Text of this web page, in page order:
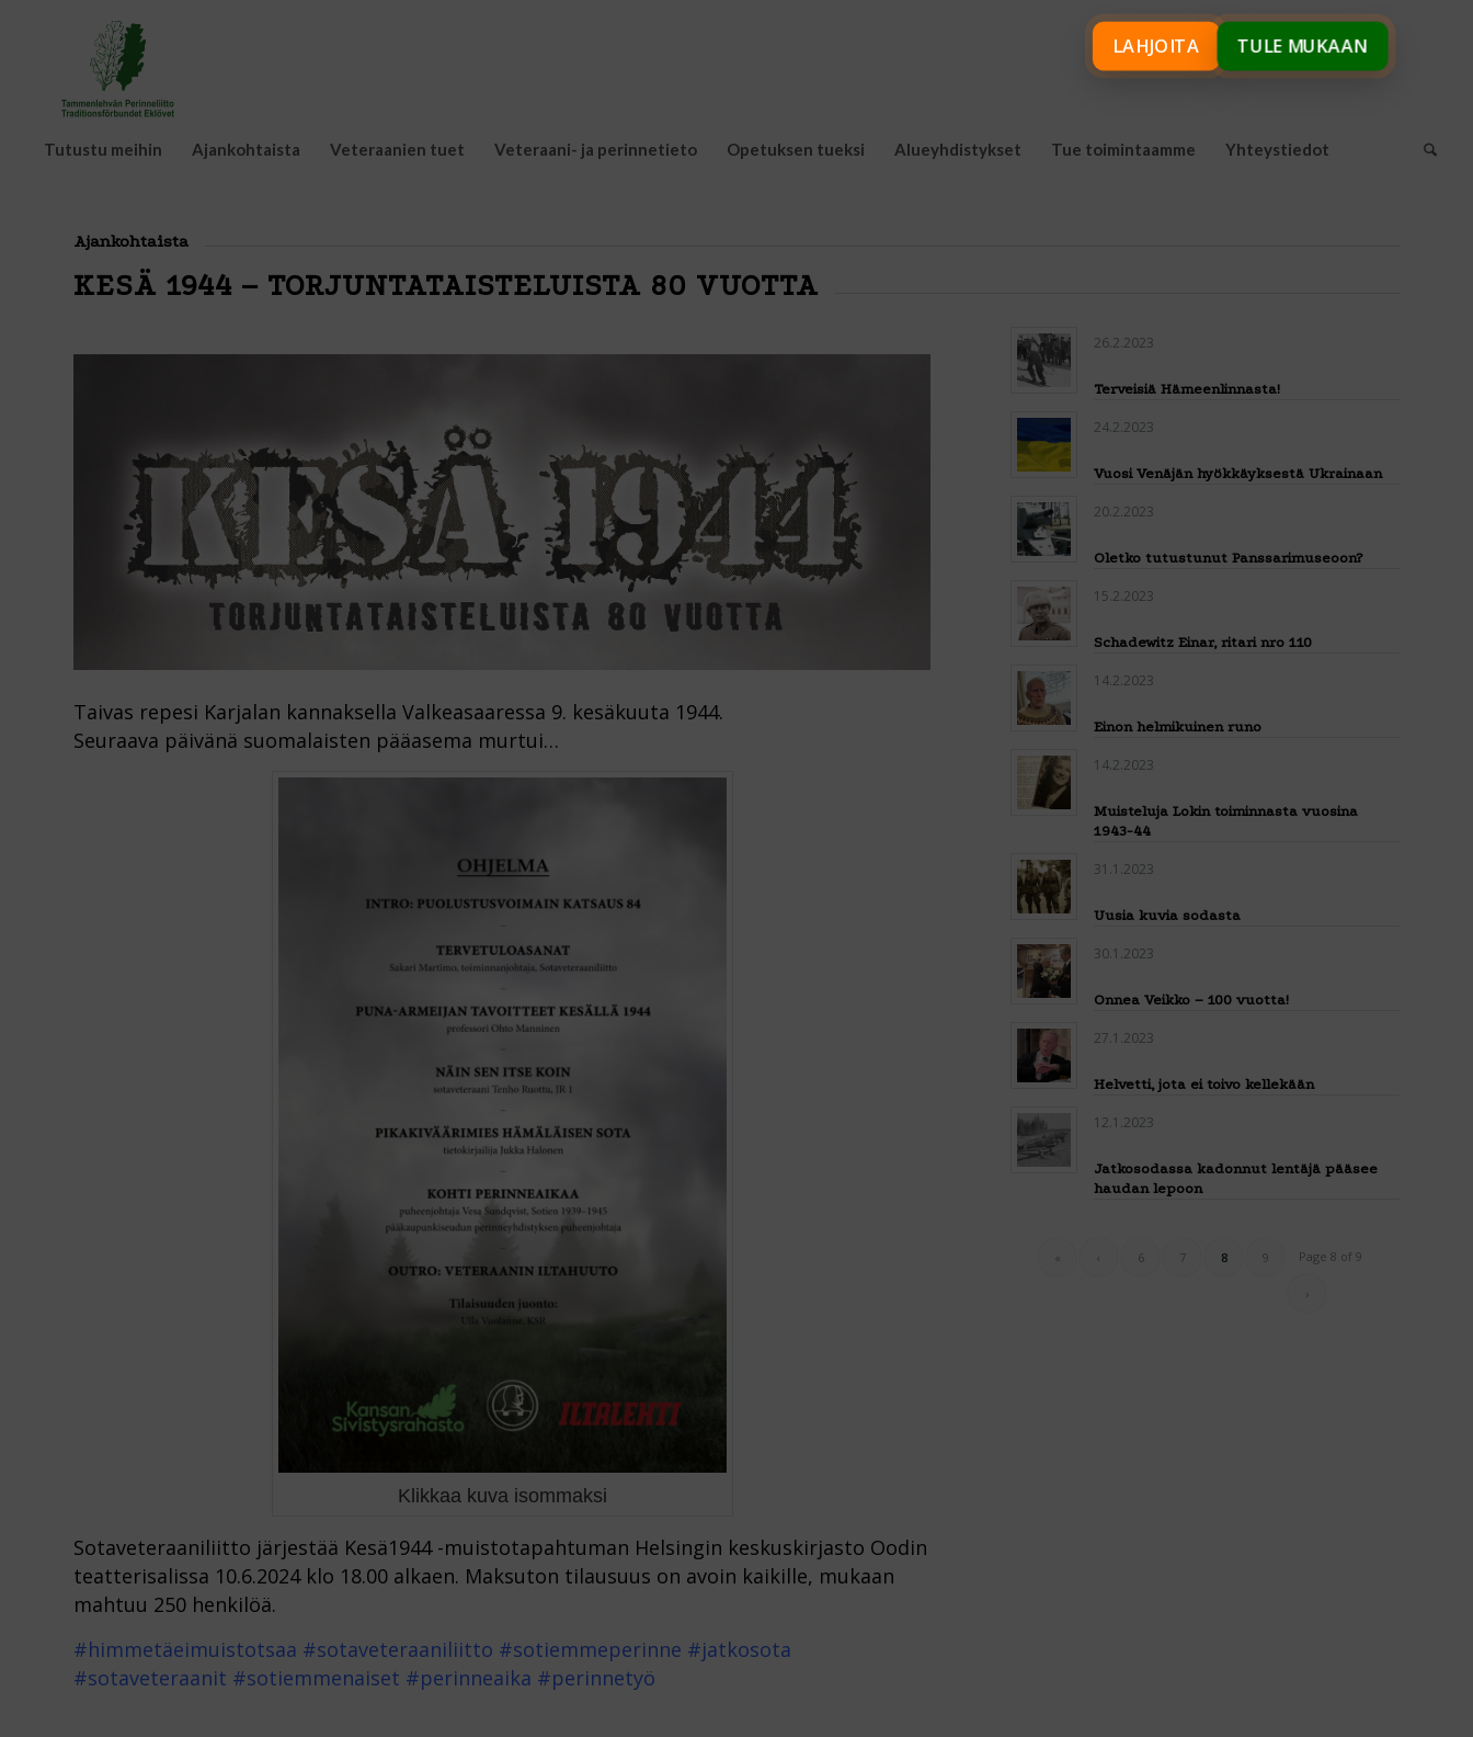
Tutustu meihin Ajankohtaista Veteraanien tuet Veteraani- ja perinnetieto Opetuksen tueksi Alueyhdistykset Tue toimintaamme Yhteystiedot
Ajankohtaista
KESÄ 1944 – TORJUNTATAISTELUISTA 80 VUOTTA
Taivas repesi Karjalan kannaksella Valkeasaaressa 9. kesäkuuta 1944.
Seuraava päivänä suomalaisten pääasema murtui…
Klikkaa kuva isommaksi
Sotaveteraaniliitto järjestää Kesä1944 -muistotapahtuman Helsingin keskuskirjasto Oodin
teatterisalissa 10.6.2024 klo 18.00 alkaen. Maksuton tilausuus on avoin kaikille, mukaan
mahtuu 250 henkilöä.
#himmetäeimuistotsaa #sotaveteraaniliitto #sotiemmeperinne #jatkosota
#sotaveteraanit #sotiemmenaiset #perinneaika #perinnetyö
26.2.2023
Terveisiä Hämeenlinnasta!
24.2.2023
Vuosi Venäjän hyökkäyksestä Ukrainaan
20.2.2023
Oletko tutustunut Panssarimuseoon?
15.2.2023
Schadewitz Einar, ritari nro 110
14.2.2023
Einon helmikuinen runo
14.2.2023
Muisteluja Lokin toiminnasta vuosina
1943-44
31.1.2023
Uusia kuvia sodasta
30.1.2023
Onnea Veikko – 100 vuotta!
27.1.2023
Helvetti, jota ei toivo kellekään
12.1.2023
Jatkosodassa kadonnut lentäjä pääsee
haudan lepoon
Page 8 of 9
« ‹ 6 7 8 9
›
LAHJOITA TULE MUKAAN